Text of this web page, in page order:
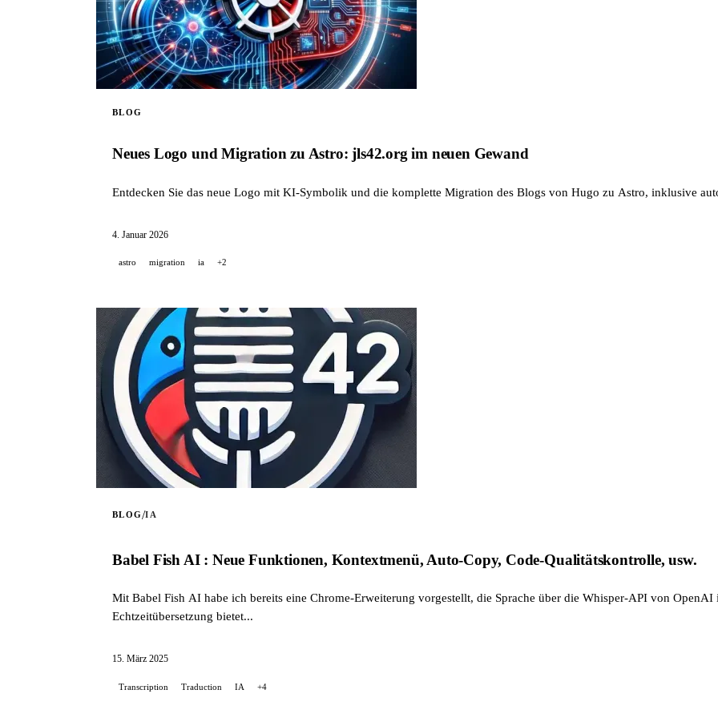
BLOG
Neues Logo und Migration zu Astro: jls42.org im neuen Gewand
Entdecken Sie das neue Logo mit KI-Symbolik und die komplette Migration des Blogs von Hugo zu Astro, inklusive
4. Januar 2026
astro migration ia +2
BLOG/IA
Babel Fish AI : Neue Funktionen, Kontextmenü, Auto-Copy, Code-Qualitätskontrolle, usw.
Mit Babel Fish AI habe ich bereits eine Chrome-Erweiterung vorgestellt, die Sprache über die Whisper-API von
Echtzeitübersetzung bietet...
15. März 2025
Transcription Traduction IA +4